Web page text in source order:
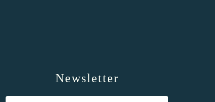
Newsletter